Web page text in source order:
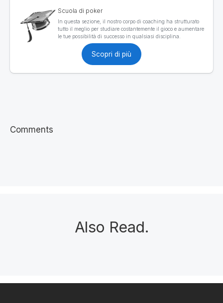
Scuola di poker
In questa sezione, il nostro corpo di coaching ha strutturato
tutto il meglio per studiare costantemente il gioco e aumentare
le tue possibilità di successo in qualsiasi disciplina.
Scopri di più
Comments
Also Read.